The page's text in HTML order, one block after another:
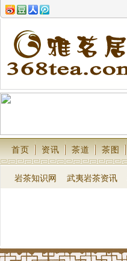
首页 资讯 茶道 茶图
岩茶知识网 武夷岩茶资讯